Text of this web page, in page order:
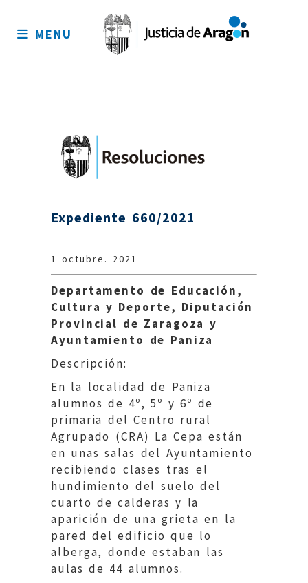
sitio
MENU
Expediente 660/2021
1 octubre. 2021
Departamento de Educación,
Cultura y Deporte, Diputación
Provincial de Zaragoza y
Ayuntamiento de Paniza
Descripción:
En la localidad de Paniza
alumnos de 4º, 5º y 6º de
primaria del Centro rural
Agrupado (CRA) La Cepa están
en unas salas del Ayuntamiento
recibiendo clases tras el
hundimiento del suelo del
cuarto de calderas y la
aparición de una grieta en la
pared del edificio que lo
alberga, donde estaban las
aulas de 44 alumnos.